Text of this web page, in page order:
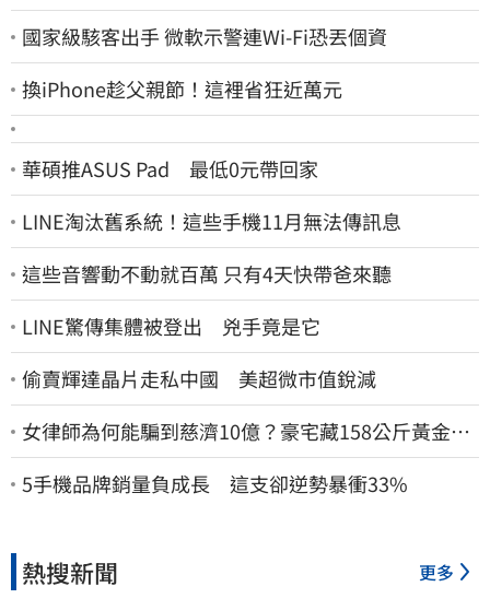
國家級駭客出手 微軟示警連Wi-Fi恐丟個資
換iPhone趁父親節！這裡省狂近萬元
華碩推ASUS Pad 最低0元帶回家
LINE淘汰舊系統！這些手機11月無法傳訊息
這些音響動不動就百萬 只有4天快帶爸來聽
LINE驚傳集體被登出 兇手竟是它
偷賣輝達晶片走私中國 美超微市值銳減
女律師為何能騙到慈濟10億？豪宅藏158公斤黃金
李怡貞驚曝背後身分
5手機品牌銷量負成長 這支卻逆勢暴衝33%
熱搜新聞 更多